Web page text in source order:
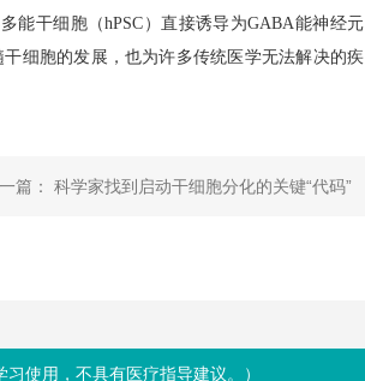
能干细胞（hPSC）直接诱导为GABA能神经元
细胞的发展， 也为许多传统医学无法解决的疾
篇： 科学家找到启动干细胞分化的关键“代码”
使用，不具有医疗指导建议。）